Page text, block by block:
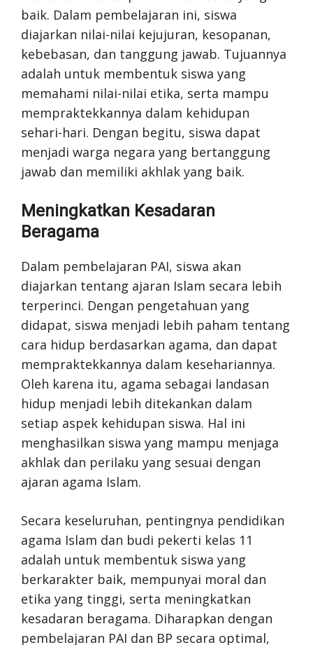
baik. Dalam pembelajaran ini, siswa
diajarkan nilai-nilai kejujuran, kesopanan,
kebebasan, dan tanggung jawab. Tujuannya
adalah untuk membentuk siswa yang
memahami nilai-nilai etika, serta mampu
mempraktekkannya dalam kehidupan
sehari-hari. Dengan begitu, siswa dapat
menjadi warga negara yang bertanggung
jawab dan memiliki akhlak yang baik.
Meningkatkan Kesadaran
Beragama
Dalam pembelajaran PAI, siswa akan
diajarkan tentang ajaran Islam secara lebih
terperinci. Dengan pengetahuan yang
didapat, siswa menjadi lebih paham tentang
cara hidup berdasarkan agama, dan dapat
mempraktekkannya dalam kesehariannya.
Oleh karena itu, agama sebagai landasan
hidup menjadi lebih ditekankan dalam
setiap aspek kehidupan siswa. Hal ini
menghasilkan siswa yang mampu menjaga
akhlak dan perilaku yang sesuai dengan
ajaran agama Islam.
Secara keseluruhan, pentingnya pendidikan
agama Islam dan budi pekerti kelas 11
adalah untuk membentuk siswa yang
berkarakter baik, mempunyai moral dan
etika yang tinggi, serta meningkatkan
kesadaran beragama. Diharapkan dengan
pembelajaran PAI dan BP secara optimal,